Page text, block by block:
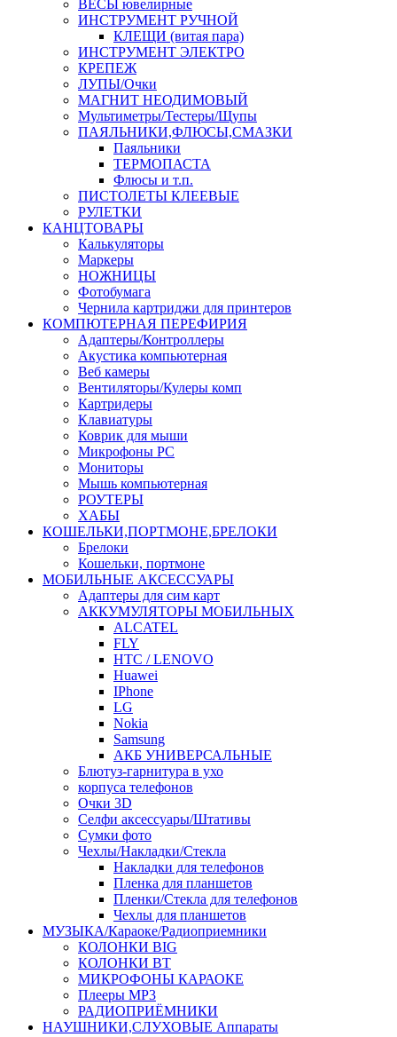
ВЕСЫ ювелирные
ИНСТРУМЕНТ РУЧНОЙ
КЛЕЩИ (витая пара)
ИНСТРУМЕНТ ЭЛЕКТРО
КРЕПЕЖ
ЛУПЫ/Очки
МАГНИТ НЕОДИМОВЫЙ
Мультиметры/Тестеры/Щупы
ПАЯЛЬНИКИ,ФЛЮСЫ,СМАЗКИ
Паяльники
ТЕРМОПАСТА
Флюсы и т.п.
ПИСТОЛЕТЫ КЛЕЕВЫЕ
РУЛЕТКИ
КАНЦТОВАРЫ
Калькуляторы
Маркеры
НОЖНИЦЫ
Фотобумага
Чернила картриджи для принтеров
КОМПЮТЕРНАЯ ПЕРЕФИРИЯ
Адаптеры/Контроллеры
Акустика компьютерная
Веб камеры
Вентиляторы/Кулеры комп
Картридеры
Клавиатуры
Коврик для мыши
Микрофоны PC
Мониторы
Мышь компьютерная
РОУТЕРЫ
ХАБЫ
КОШЕЛЬКИ,ПОРТМОНЕ,БРЕЛОКИ
Брелоки
Кошельки, портмоне
МОБИЛЬНЫЕ АКСЕССУАРЫ
Адаптеры для сим карт
АККУМУЛЯТОРЫ МОБИЛЬНЫХ
ALCATEL
FLY
HTC / LENOVO
Huawei
IPhone
LG
Nokia
Samsung
АКБ УНИВЕРСАЛЬНЫЕ
Блютуз-гарнитура в ухо
корпуса телефонов
Очки 3D
Селфи аксессуары/Штативы
Сумки фото
Чехлы/Накладки/Стекла
Накладки для телефонов
Пленка для планшетов
Пленки/Стекла для телефонов
Чехлы для планшетов
МУЗЫКА/Караоке/Радиоприемники
КОЛОНКИ BIG
КОЛОНКИ BT
МИКРОФОНЫ КАРАОКЕ
Плееры MP3
РАДИОПРИЁМНИКИ
НАУШНИКИ,СЛУХОВЫЕ Аппараты